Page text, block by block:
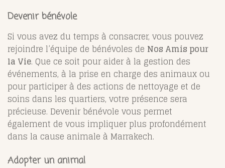
Devenir bénévole
Si vous avez du temps à consacrer, vous pouvez
rejoindre l’équipe de bénévoles de Nos Amis pour
la Vie. Que ce soit pour aider à la gestion des
événements, à la prise en charge des animaux ou
pour participer à des actions de nettoyage et de
soins dans les quartiers, votre présence sera
précieuse. Devenir bénévole vous permet
également de vous impliquer plus profondément
dans la cause animale à Marrakech.
Adopter un animal